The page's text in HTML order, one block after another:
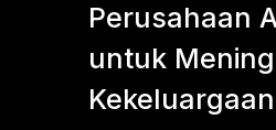
Perusahaan
untuk
Kekeluargaan